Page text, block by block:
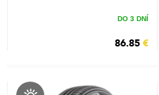
DO 3 DNÍ
86.85 €